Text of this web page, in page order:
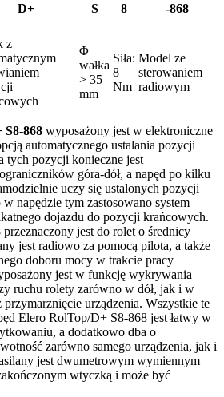
D+ S 8 -868
z
Φ
wałka
> 35
mm
Siła:
8
Nm
Model ze
sterowaniem
radiowym
S8-868 wyposażony jest w elektroniczne
automatycznego ustalania pozycji
tych pozycji konieczne jest
góra-dół, a napęd po kilku
uczy się ustalonych pozycji
napędzie tym zastosowano system
dojazdu do pozycji krańcowych.
jest do rolet o średnicy
jest radiowo za pomocą pilota, a także
doboru mocy w trakcie pracy
jest w funkcję wykrywania
ruchu rolety zarówno w dół, jak i w
urządzenia. Wszystkie te
Elero RolTop/D+ S8-868 jest łatwy w
a dodatkowo dba o
zarówno samego urządzenia, jak i
jest dwumetrowym wymiennym
wtyczką i może być